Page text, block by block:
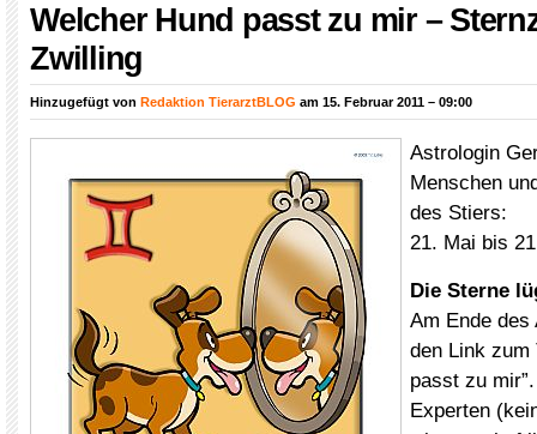
Welcher Hund passt zu mir –
Zwilling
Hinzugefügt von Redaktion TierarztBLOG am 15. Februar 2011 – 09:00
Astrologin
Menschen
des Stiers:
21. Mai bis
Die Sterne
Am Ende
den Link zum
passt zu
Experten